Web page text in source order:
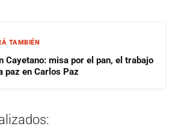
TAMBIÉN
Cayetano: misa por el pan, el trabajo
paz en Carlos Paz